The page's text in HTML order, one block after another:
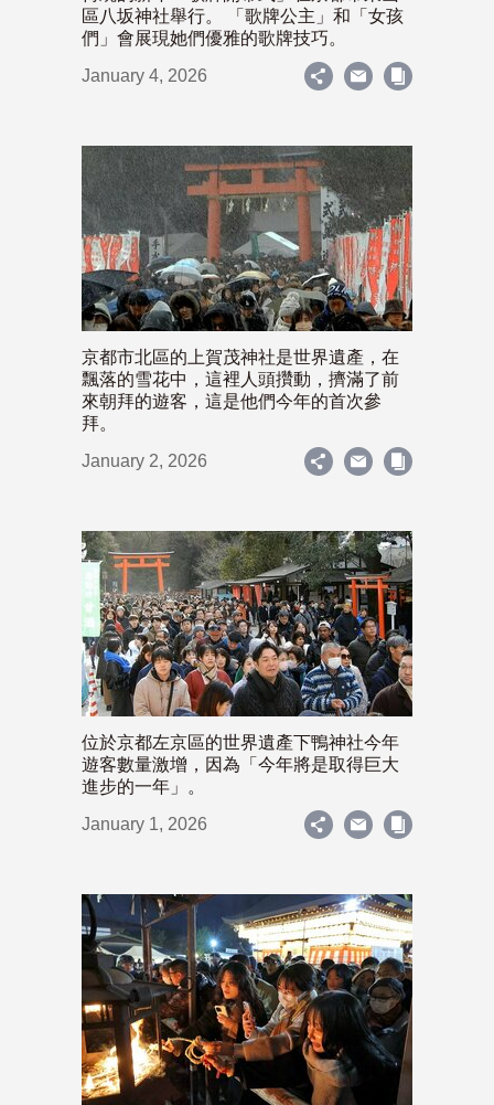
區八坂神社舉行。 「歌牌公主」和「女孩
們」會展現她們優雅的歌牌技巧。
January 4, 2026
京都市北區的上賀茂神社是世界遺產，在
飄落的雪花中，這裡人頭攢動，擠滿了前
來朝拜的遊客，這是他們今年的首次參
拜。
January 2, 2026
位於京都左京區的世界遺產下鴨神社今年
遊客數量激增，因為「今年將是取得巨大
進步的一年」。
January 1, 2026